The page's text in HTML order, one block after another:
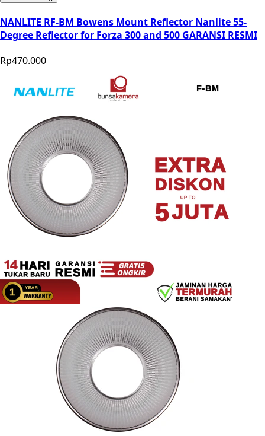
NANLITE RF-BM Bowens Mount Reflector Nanlite 55-
Degree Reflector for Forza 300 and 500 GARANSI RESMI
Rp470.000